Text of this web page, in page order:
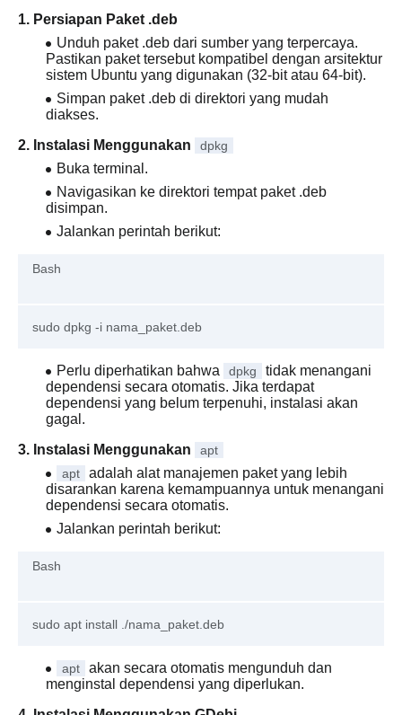
1. Persiapan Paket .deb
Unduh paket .deb dari sumber yang terpercaya.
Pastikan paket tersebut kompatibel dengan arsitektur
sistem Ubuntu yang digunakan (32-bit atau 64-bit).
Simpan paket .deb di direktori yang mudah
diakses.
2. Instalasi Menggunakan
dpkg
Buka terminal.
Navigasikan ke direktori tempat paket .deb
disimpan.
Jalankan perintah berikut:
Bash
Perlu diperhatikan bahwa dpkg
tidak menangani
dependensi secara otomatis. Jika terdapat
dependensi yang belum terpenuhi, instalasi akan
gagal.
3. Instalasi Menggunakan
apt
apt
adalah alat manajemen paket yang lebih
disarankan karena kemampuannya untuk menangani
dependensi secara otomatis.
Jalankan perintah berikut:
Bash
apt
akan secara otomatis mengunduh dan
menginstal dependensi yang diperlukan.